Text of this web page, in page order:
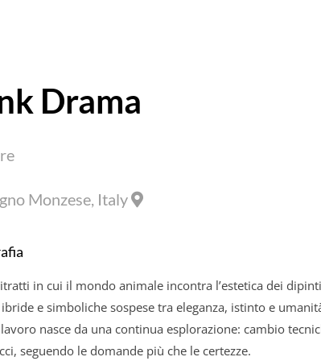
Drama
Monzese, Italy
in cui il mondo animale incontra l’estetica dei
e simboliche sospese tra eleganza, istinto e
nasce da una continua esplorazione: cambio
seguendo le domande più che le certezze.